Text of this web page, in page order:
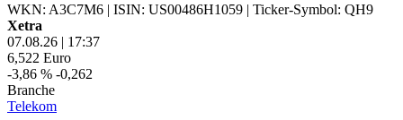
WKN: A3C7M6 | ISIN: US00486H1059 | Ticker-Symbol: QH9
Xetra
07.08.26 | 17:37
6,522 Euro
-3,86 % -0,262
Branche
Telekom